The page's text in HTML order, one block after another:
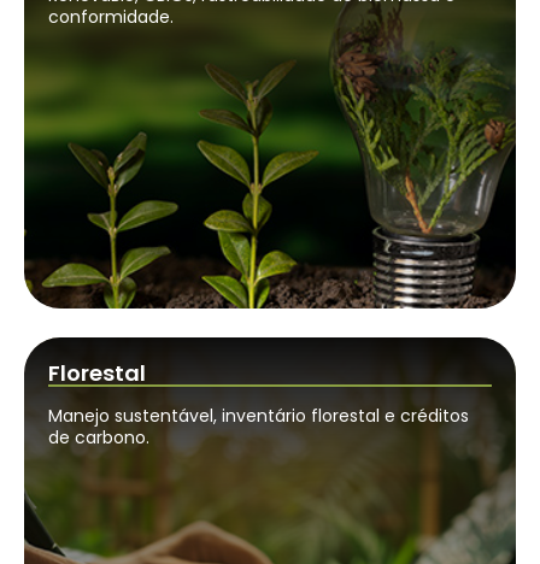
conformidade.
Florestal
Manejo sustentável, inventário florestal e créditos
de carbono.